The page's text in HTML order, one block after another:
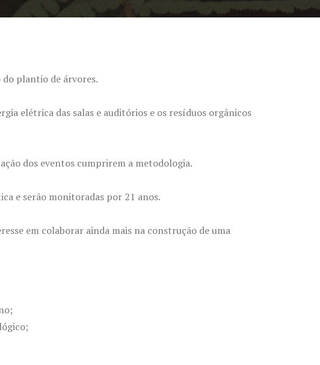
do plantio de árvores.
elétrica das salas e auditórios e os resíduos orgânicos
dos eventos cumprirem a metodologia.
e serão monitoradas por 21 anos.
em colaborar ainda mais na construção de uma